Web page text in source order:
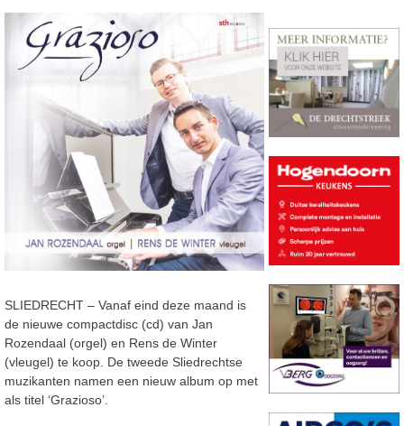
SLIEDRECHT – Vanaf eind deze maand is
de nieuwe compactdisc (cd) van Jan
Rozendaal (orgel) en Rens de Winter
(vleugel) te koop. De tweede Sliedrechtse
muzikanten namen een nieuw album op met
als titel ‘Grazioso’.